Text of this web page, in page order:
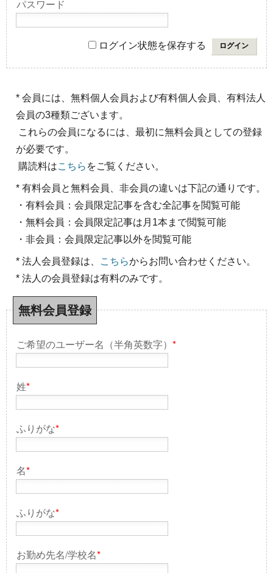
パスワード
ログイン状態を保存する
* 会員には、無料個人会員および有料個人会員、有料法人
会員の3種類ございます。
これらの会員になるには、最初に無料会員としての登録
が必要です。
購読料はこちら をご覧ください。
* 有料会員と無料会員、非会員の違いは下記の通りです。
・有料会員：会員限定記事を含む全記事を閲覧可能
・無料会員：会員限定記事は月1本まで閲覧可能
・非会員：会員限定記事以外を閲覧可能
* 法人会員登録は、 こちらからお問い合わせください。
* 法人の会員登録は有料のみです。
無料会員登録
ご希望のユーザー名（半角英数字） *
姓*
ふりがな*
名*
ふりがな*
お勤め先名/学校名*